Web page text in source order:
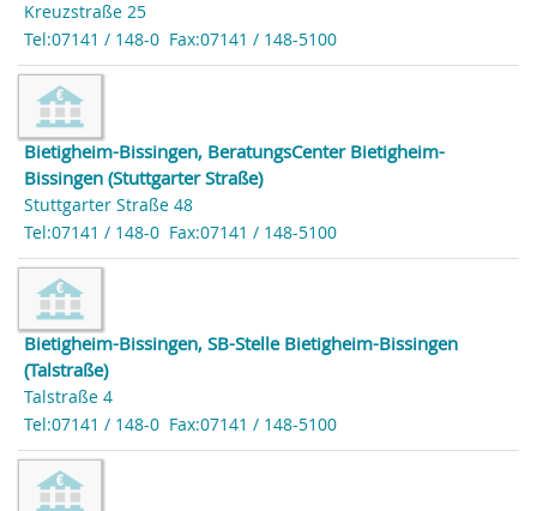
Kreuzstraße 25
Tel:07141 / 148-0 Fax:07141 / 148-5100
Bietigheim-Bissingen, BeratungsCenter Bietigheim-
Bissingen (Stuttgarter Straße)
Stuttgarter Straße 48
Tel:07141 / 148-0 Fax:07141 / 148-5100
Bietigheim-Bissingen, SB-Stelle Bietigheim-Bissingen
(Talstraße)
Talstraße 4
Tel:07141 / 148-0 Fax:07141 / 148-5100